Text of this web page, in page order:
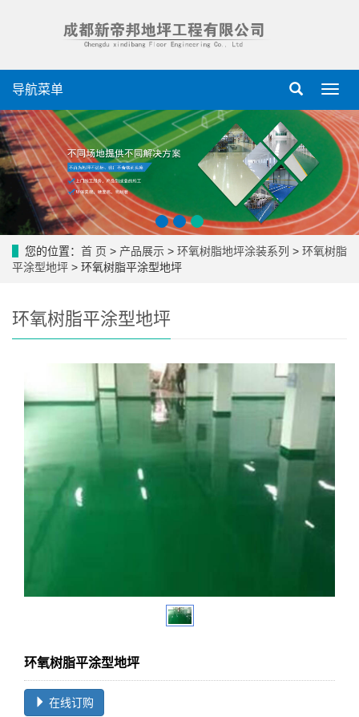
导
菜
单
导航菜单
您的位置： 首 页 > 产品展示 > 环氧树脂地坪涂装系列 > 环氧树脂
平涂型地坪 > 环氧树脂平涂型地坪
环氧树脂平涂型地坪
环氧树脂平涂型地坪
在线订购